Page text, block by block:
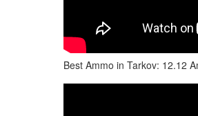
Best Ammo in Tarkov: 12.12